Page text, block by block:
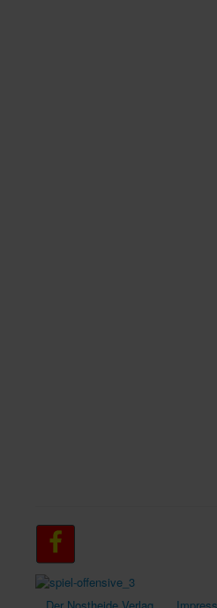
Der Nostheide Verlag